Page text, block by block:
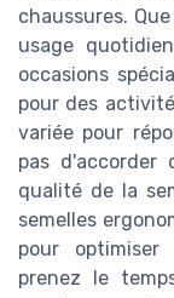
chaussures.
usage
occasions
pour des
variée pour
pas
qualité de la
semelles
pour
prenez le